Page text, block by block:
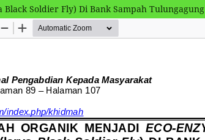
Soldier Fly) Di Bank Sampah Tulungagung